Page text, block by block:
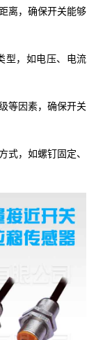
离，确保开关能够
型，如电压、电流
等因素，确保开关
式，如螺钉固定、